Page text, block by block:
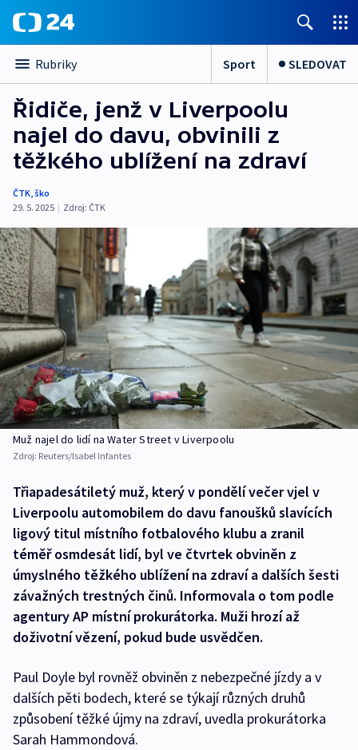
Rubriky Sport SLEDOVAT
Řidiče, jenž v Liverpoolu
najel do davu, obvinili z
těžkého ublížení na zdraví
ČTK, ško
29. 5. 2025 | Zdroj: ČTK
Muž najel do lidí na Water Street v Liverpoolu
Zdroj: Reuters/Isabel Infantes
Třiapadesátiletý muž, který v pondělí večer vjel v
Liverpoolu automobilem do davu fanoušků slavících
ligový titul místního fotbalového klubu a zranil
téměř osmdesát lidí, byl ve čtvrtek obviněn z
úmyslného těžkého ublížení na zdraví a dalších šesti
závažných trestných činů. Informovala o tom podle
agentury AP místní prokurátorka. Muži hrozí až
doživotní vězení, pokud bude usvědčen.
Paul Doyle byl rovněž obviněn z nebezpečné jízdy a v
dalších pěti bodech, které se týkají různých druhů
způsobení těžké újmy na zdraví, uvedla prokurátorka
Sarah Hammondová.